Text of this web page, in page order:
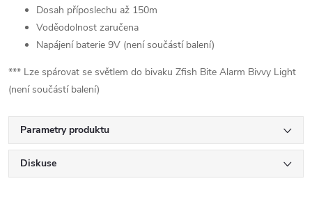
Dosah příposlechu až 150m
Voděodolnost zaručena
Napájení baterie 9V (není součástí balení)
*** Lze spárovat se světlem do bivaku Zfish Bite Alarm Bivvy Light
(není součástí balení)
Parametry produktu
Diskuse